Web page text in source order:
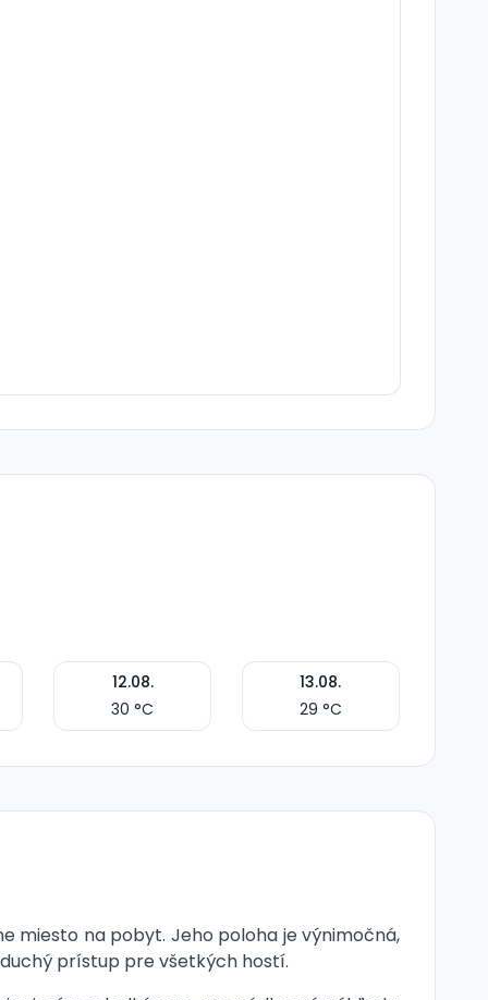
12.08.
30 °C
13.08.
29 °C
miesto na pobyt. Jeho poloha je výnimočná,
prístup pre všetkých hostí.